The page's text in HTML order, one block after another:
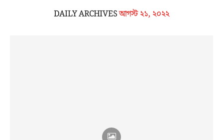
DAILY ARCHIVESআগস্ট ২১, ২০২২